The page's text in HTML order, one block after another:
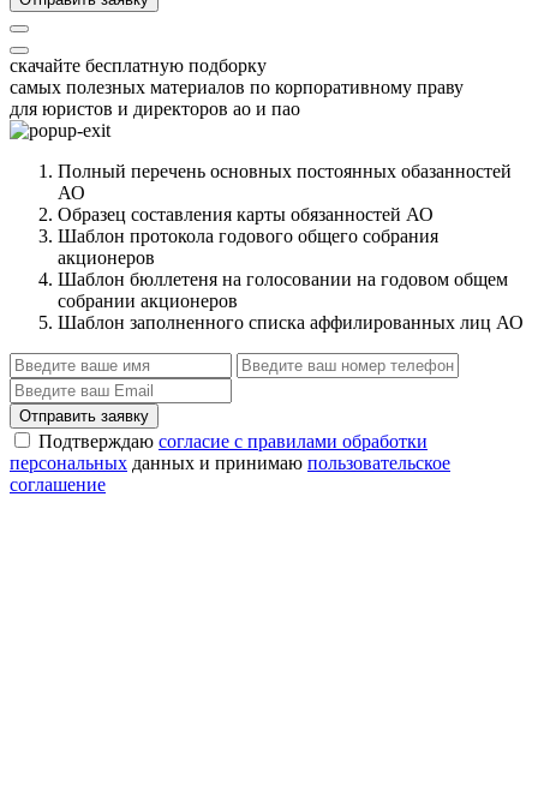
скачайте бесплатную подборку
самых полезных материалов по корпоративному праву
для юристов и директоров ао и пао
Полный перечень основных постоянных обазанностей
АО
Образец составления карты обязанностей АО
Шаблон протокола годового общего собрания
акционеров
Шаблон бюллетеня на голосовании на годовом общем
собрании акционеров
Шаблон заполненного списка аффилированных лиц АО
Отправить заявку
Подтверждаю согласие с правилами обработки
персональных данных и принимаю пользовательское
соглашение